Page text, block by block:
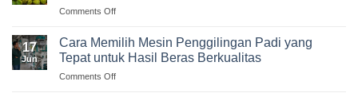
Lengkap
Persiapan
hingga
Comments Offon
Jual
Kelapa
Mentah!
Ini
17
Jun
Cara Memilih Mesin Penggilingan Padi yang
Tepat untuk Hasil Beras Berkualitas
Comments Offon